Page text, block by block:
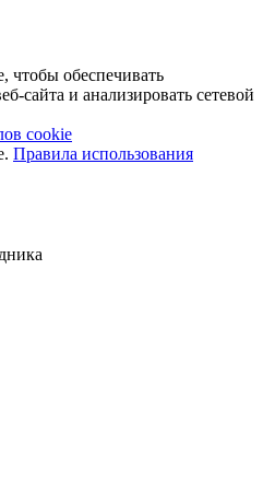
обеспечивать
сайта и анализировать сетевой
cookie
Правила использования